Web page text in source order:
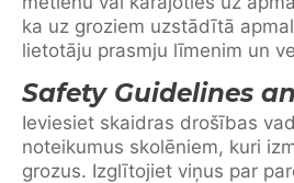
ka uz groziem uzstādītā
lietotāju prasmju līmenim un
Safety Guidelines
Ieviesiet skaidras drošības
noteikumus skolēniem, kuri
grozus. Izglītojiet viņus par